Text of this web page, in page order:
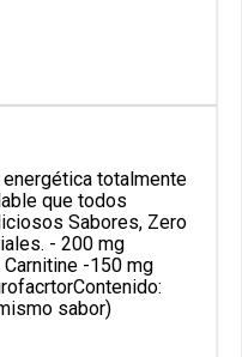
energética totalmente
que todos
Sabores, Zero
- 200 mg
-150 mg
sabor)